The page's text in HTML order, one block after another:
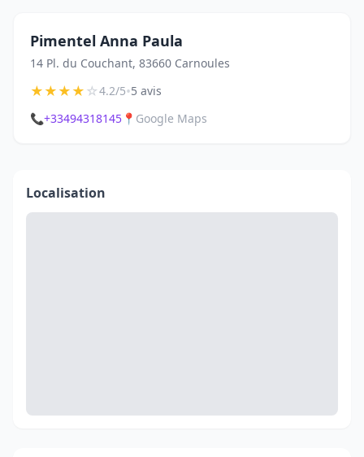
Pimentel Anna Paula
14 Pl. du Couchant, 83660 Carnoules
★★★★☆4.2/5•5 avis
📞+33494318145 📍 Google Maps
Localisation